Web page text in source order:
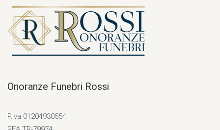
Onoranze Funebri Rossi
P.Iva 01204930554